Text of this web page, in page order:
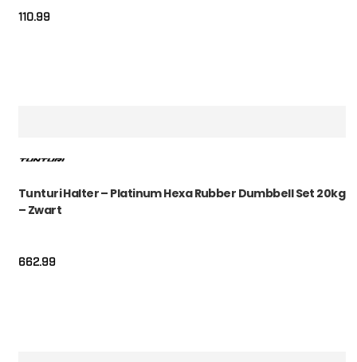
110.99
Tunturi Halter – Platinum Hexa Rubber Dumbbell Set 20kg
– Zwart
662.99